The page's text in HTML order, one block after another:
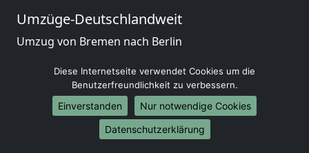
Umzüge-Deutschlandweit
Umzug von Bremen nach Berlin
Umzug von Bremen nach München
Umzug von Bremen nach Köln
Umzug von Bremen nach Frankfurt am Main
Umzug von Bremen nach Stuttgart
Umzug von Bremen nach Düsseldorf
Diese Internetseite verwendet Cookies um die
Benutzerfreundlichkeit zu verbessern.
Einverstanden
Nur notwendige Cookies
Datenschutzerklärung